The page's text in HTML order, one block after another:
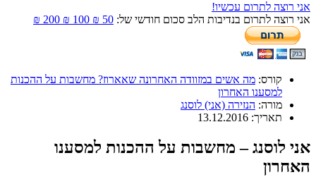
אני רוצה לתרום עכשיו!
אני רוצה לתרום בנדיבות הלב סכום חודשי של: 50 ₪
100 ₪
200 ₪
קורס: מה אשים במזוודה האחרונה שאארוז? מחשבות על ההכנות
למסענו האחרון
מורה: הנזירה (אני) לוסנג
תאריך:
אני לוסנג – מחשבות על ההכנות למסענו
האחרון